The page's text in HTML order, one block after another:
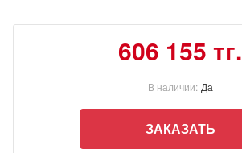
606 155 тг.
В наличии: Да
ЗАКАЗАТЬ